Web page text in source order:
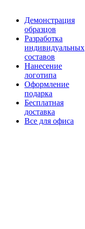
Демонстрация
образцов
Разработка
индивидуальных
составов
Нанесение
логотипа
Оформление
подарка
Бесплатная
доставка
Все для офиса